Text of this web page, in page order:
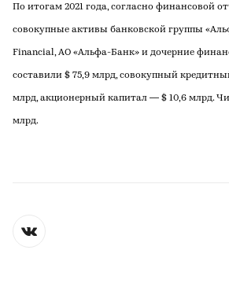
По итогам 2021 года, согласно финансовой
совокупные активы банковской группы
Financial, АО «Альфа-Банк» и дочерние
составили $ 75,9 млрд, совокупный
млрд, акционерный капитал — $ 10,6 млрд.
млрд.